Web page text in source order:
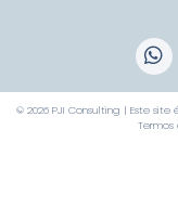
© 2026 PJI Consulting | Este site
Termos